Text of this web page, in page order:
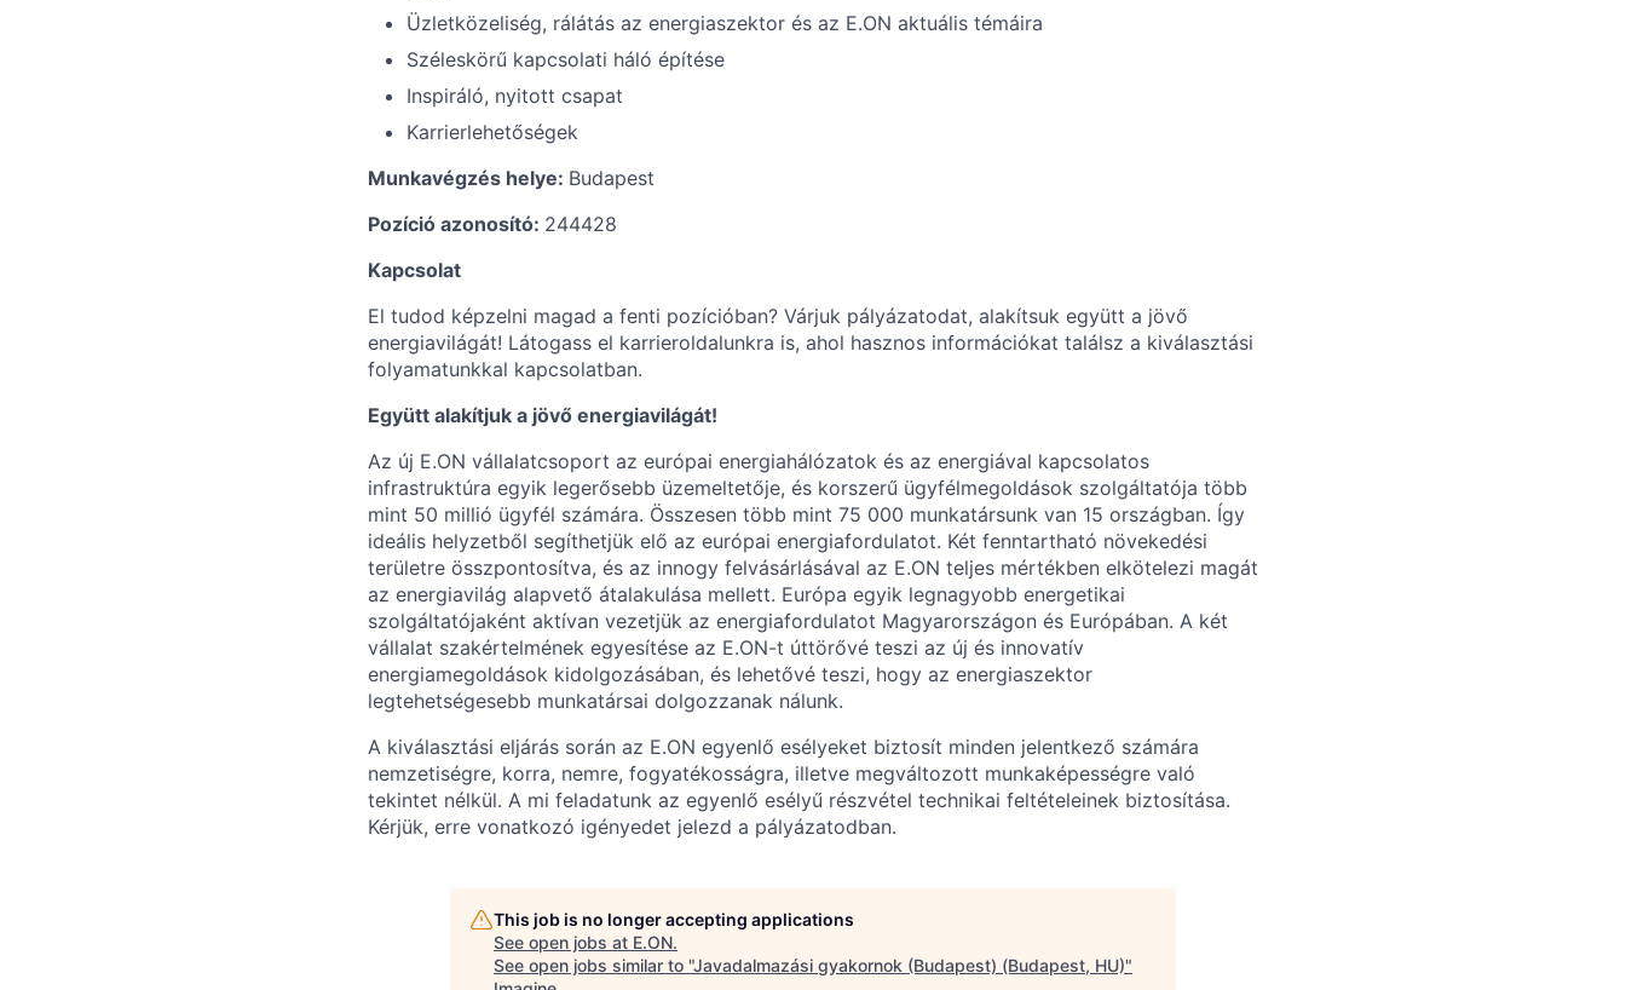
Üzletközeliség, rálátás az energiaszektor és az E.ON aktuális témáira
Széleskörű kapcsolati háló építése
Inspiráló, nyitott csapat
Karrierlehetőségek
Munkavégzés helye: Budapest
Pozíció azonosító: 244428
Kapcsolat
El tudod képzelni magad a fenti pozícióban? Várjuk pályázatodat, alakítsuk együtt a jövő
energiavilágát! Látogass el karrieroldalunkra is, ahol hasznos információkat találsz a kiválasztási
folyamatunkkal kapcsolatban.
Együtt alakítjuk a jövő energiavilágát!
Az új E.ON vállalatcsoport az európai energiahálózatok és az energiával kapcsolatos
infrastruktúra egyik legerősebb üzemeltetője, és korszerű ügyfélmegoldások szolgáltatója több
mint 50 millió ügyfél számára. Összesen több mint 75 000 munkatársunk van 15 országban. Így
ideális helyzetből segíthetjük elő az európai energiafordulatot. Két fenntartható növekedési
területre összpontosítva, és az innogy felvásárlásával az E.ON teljes mértékben elkötelezi magát
az energiavilág alapvető átalakulása mellett. Európa egyik legnagyobb energetikai
szolgáltatójaként aktívan vezetjük az energiafordulatot Magyarországon és Európában. A két
vállalat szakértelmének egyesítése az E.ON-t úttörővé teszi az új és innovatív
energiamegoldások kidolgozásában, és lehetővé teszi, hogy az energiaszektor
legtehetségesebb munkatársai dolgozzanak nálunk.
A kiválasztási eljárás során az E.ON egyenlő esélyeket biztosít minden jelentkező számára
nemzetiségre, korra, nemre, fogyatékosságra, illetve megváltozott munkaképességre való
tekintet nélkül. A mi feladatunk az egyenlő esélyű részvétel technikai feltételeinek biztosítása.
Kérjük, erre vonatkozó igényedet jelezd a pályázatodban.
This job is no longer accepting applications
See open jobs at E.ON.
See open jobs similar to "Javadalmazási gyakornok (Budapest) (Budapest, HU)"